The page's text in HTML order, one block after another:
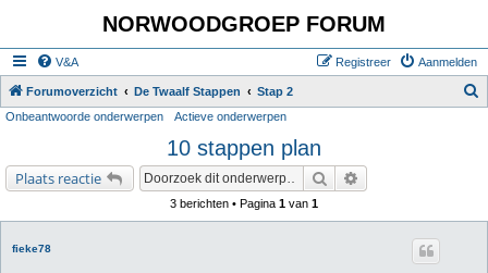
NORWOODGROEP FORUM
V&A Aanmelden
Registreer
Forumoverzicht De Twaalf Stappen Stap 2
Onbeantwoorde onderwerpen Actieve onderwerpen
10 stappen plan
Plaats reactie Zoek
3 berichten • Pagina 1 van 1
fieke78